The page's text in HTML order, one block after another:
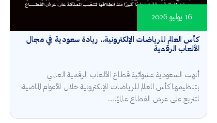
كأس العالم للرياضات الإلكترونية.. ريادة سعودية في مجال
الألعاب الرقمية
16 يوليو 2026
أنهت السعودية عشوائية قطاع الألعاب الرقمية العالمي
بتنظيمها كأس العالم للرياضات الإلكترونية خلال الأعوام الماضية،
لتتربع على عرش القطاع عالميًا،...